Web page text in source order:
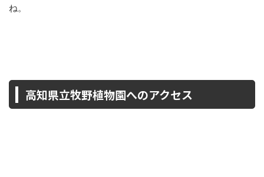
ね。
高知県立牧野植物園へのアクセス